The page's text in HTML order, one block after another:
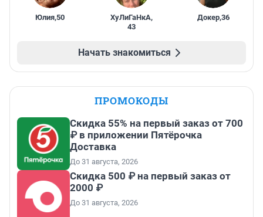
Юлия,50 ХуЛиГаНкА,
43
Докер,36
Начать знакомиться
ПРОМОКОДЫ
Скидка 55% на первый заказ от 700
₽ в приложении Пятёрочка
Доставка
До 31 августа, 2026
Скидка 500 ₽ на первый заказ от
2000 ₽
До 31 августа, 2026